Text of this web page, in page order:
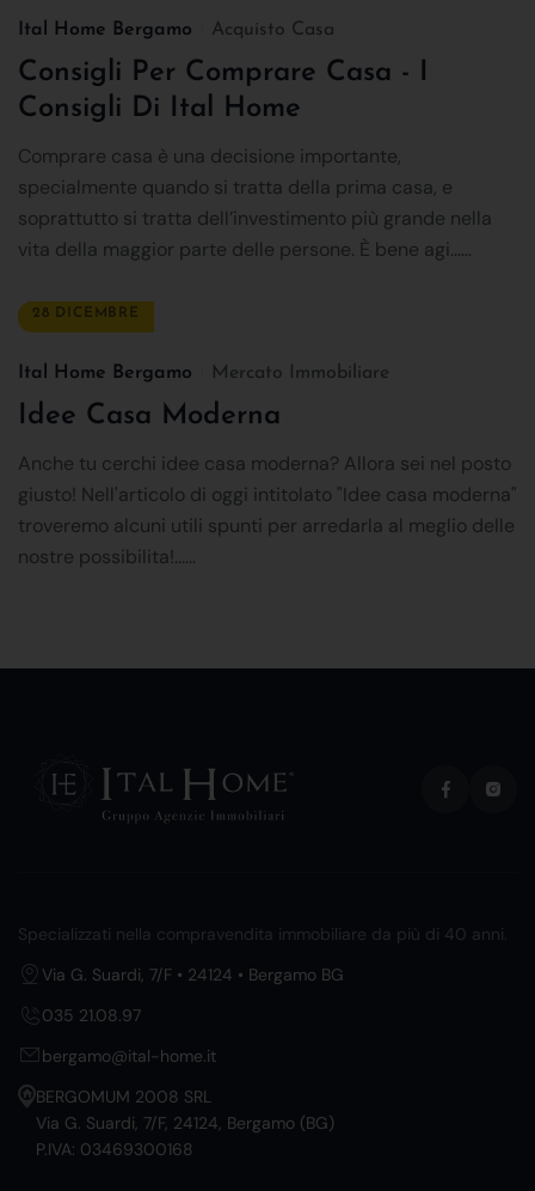
Ital Home Bergamo Acquisto Casa
Consigli Per Comprare Casa - I
Consigli Di Ital Home
Comprare casa è una decisione importante,
specialmente quando si tratta della prima casa, e
soprattutto si tratta dell’investimento più grande nella
vita della maggior parte delle persone. È bene agi......
28 DICEMBRE
Ital Home Bergamo Mercato Immobiliare
Idee Casa Moderna
Anche tu cerchi idee casa moderna? Allora sei nel posto
giusto! Nell'articolo di oggi intitolato "Idee casa moderna"
troveremo alcuni utili spunti per arredarla al meglio delle
nostre possibilita!......
Specializzati nella compravendita immobiliare da più di 40 anni.
Via G. Suardi, 7/F • 24124 • Bergamo BG
035 21.08.97
bergamo@ital-home.it
BERGOMUM 2008 SRL
Via G. Suardi, 7/F, 24124, Bergamo (BG)
P.IVA: 03469300168